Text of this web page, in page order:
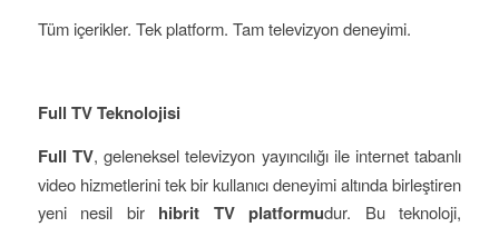
Tüm içerikler. Tek platform. Tam televizyon deneyimi.
Full TV Teknolojisi
Full TV, geleneksel televizyon yayıncılığı ile internet tabanlı
video hizmetlerini tek bir kullanıcı deneyimi altında birleştiren
yeni nesil bir hibrit TV platformudur. Bu teknoloji,